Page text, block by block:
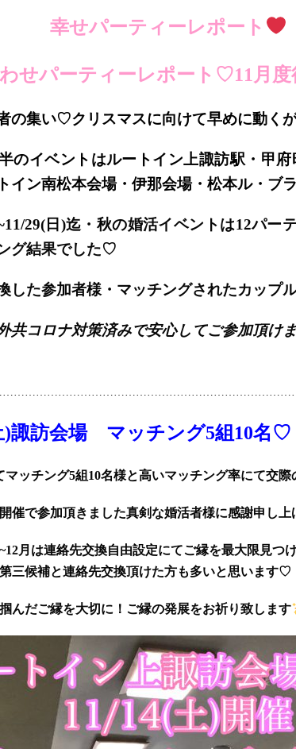
婚者のみ編⑤伊那会場3部構成⑥ル・ブラン
幸せパーティーレポート
せパーティーレポート♡11月度
の集い♡クリスマスに向けて早めに動く
のイベントはルートイン上諏訪駅・甲
イン南松本会場・伊那会場・松本ル・ブ
29(日)迄・秋の婚活イベントは12パー
グ結果でした♡
した参加者様・マッチングされたカップ
共コロナ対策済みで安心してご参加頂け
)諏訪会場 マッチング5組10名♡
マッチング5組10名様と高いマッチング率にて交際
催で参加頂きました真剣な婚活者様に感謝申し上
月は連絡先交換自由設定にてご縁を最大限見つ
三候補と連絡先交換頂けた方も多いと思います♡
んだご縁を大切に！ご縁の発展をお祈り致します